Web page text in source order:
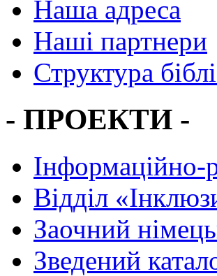
Наша адреса
Наші партнери
Структура
- ПРОЕКТИ -
Вiддiл
Заочний
Зведений